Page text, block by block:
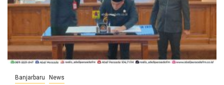
Banjarbaru News